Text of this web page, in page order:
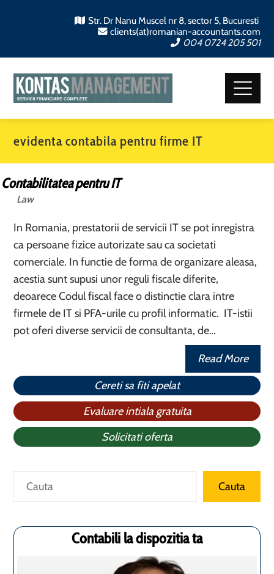
Str. Dr Nanu Muscel nr 8, sector 5, Bucuresti
clients(at)romanian-accountants.com
004 0724 205 501
evidenta contabila pentru firme IT
Contabilitatea pentru IT
Law
In Romania, prestatorii de servicii IT se pot inregistra
ca persoane fizice autorizate sau ca societati
comerciale. In functie de forma de organizare aleasa,
acestia sunt supusi unor reguli fiscale diferite,
deoarece Codul fiscal face o distinctie clara intre
firmele de IT si PFA-urile cu profil informatic. IT-istii
pot oferi diverse servicii de consultanta, de…
Read More
Cereti sa fiti apelat
Evaluare intiala gratuita
Solicitati oferta
Caută Cauta
Contabili la dispozitia ta